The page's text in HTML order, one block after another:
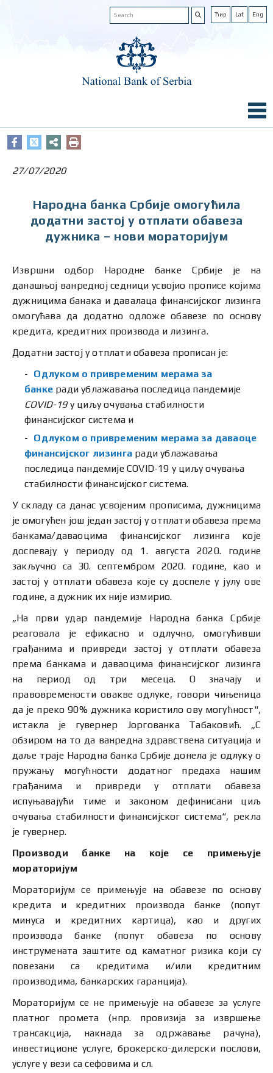
Ћир Lat Eng
27/07/2020
Народна банка Србије омогућила
додатни застој у отплати обавеза
дужника – нови мораторијум
Извршни одбор Народне банке Србије је на
данашњој ванредној седници усвојио прописе којима
дужницима банака и давалаца финансијског лизинга
омогућава да додатно одложе обавезе по основу
кредита, кредитних производа и лизинга.
Додатни застој у отплати обавеза прописан је:
Одлуком о привременим мерама за
банке ради ублажавања последица пандемије
COVID-19у циљу очувања стабилности
финансијског система и
Одлуком о привременим мерама за даваоце
финансијског лизинга ради ублажавања
последица пандемије COVID-19 у циљу очувања
стабилности финансијског система.
У складу са данас усвојеним прописима, дужницима
је омогућен још један застој у отплати обавеза према
банкама/даваоцима финансијског лизинга које
доспевају у периоду од 1. августа 2020. године
закључно са 30. септембром 2020. године, као и
застој у отплати обавеза које су доспеле у јулу ове
године, а дужник их није измирио.
„На први удар пандемије Народна банка Србије
реаговала је ефикасно и одлучно, омогућивши
грађанима и привреди застој у отплати обавеза
према банкама и даваоцима финансијског лизинга
на период од три месеца. О значају и
правовремености овакве одлуке, говори чињеница
да је преко 90% дужника користило ову могућност“,
истакла је гувернер Јоргованка Табаковић. „С
обзиром на то да ванредна здравствена ситуација и
даље траје Народна банка Србије донела је одлуку о
пружању могућности додатног предаха нашим
грађанима и привреди у отплати обавеза
испуњавајући тиме и законом дефинисани циљ
очувања стабилности финансијског система“, рекла
је гувернер.
Производи банке на које се примењује
мораторијум
Мораторијум се примењује на обавезе по основу
кредита и кредитних производа банке (попут
минуса и кредитних картица), као и других
производа банке (попут обавеза по основу
инструмената заштите од каматног ризика који су
повезани са кредитима и/или кредитним
производима, банкарских гаранција).
Мораторијум се не примењује на обавезе за услуге
платног промета (нпр. провизија за извршење
трансакција, накнада за одржавање рачуна),
инвестиционе услуге, брокерско-дилерски послови,
услуге у вези са сефовима и сл.